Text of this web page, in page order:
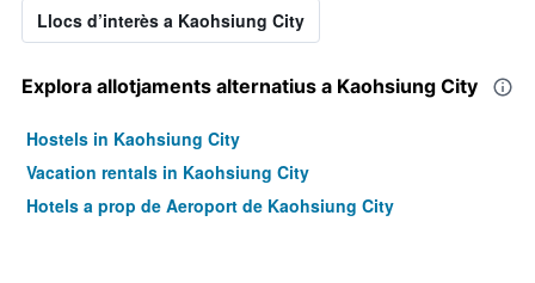
Llocs d’interès a Kaohsiung City
Explora allotjaments alternatius a Kaohsiung City
Hostels in Kaohsiung City
Vacation rentals in Kaohsiung City
Hotels a prop de Aeroport de Kaohsiung City